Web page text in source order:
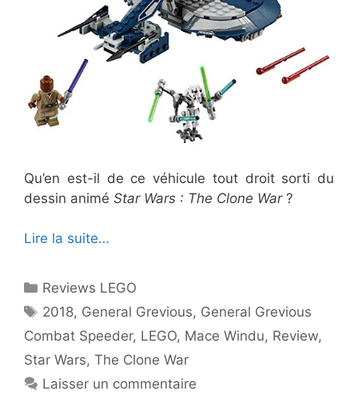
Qu’en est-il de ce véhicule tout droit sorti du
dessin animé Star Wars : The Clone War?
Lire la suite…
Catégories
Reviews LEGO
Étiquettes
2018, General Grevious, General Grevious
Combat Speeder, LEGO, Mace Windu, Review,
Star Wars, The Clone War
Laisser un commentaire